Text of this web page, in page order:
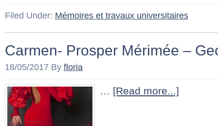
Filed Under: Mémoires et travaux universitaires
Carmen- Prosper Mérimée –
18/05/2017 By floria
… [Read more...]